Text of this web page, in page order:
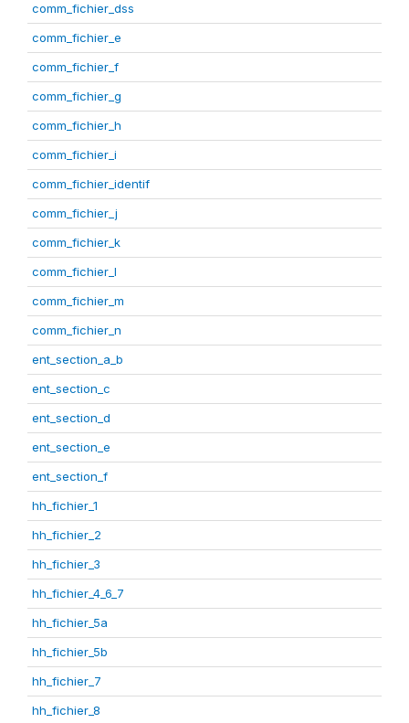
comm_fichier_dss
comm_fichier_e
comm_fichier_f
comm_fichier_g
comm_fichier_h
comm_fichier_i
comm_fichier_identif
comm_fichier_j
comm_fichier_k
comm_fichier_l
comm_fichier_m
comm_fichier_n
ent_section_a_b
ent_section_c
ent_section_d
ent_section_e
ent_section_f
hh_fichier_1
hh_fichier_2
hh_fichier_3
hh_fichier_4_6_7
hh_fichier_5a
hh_fichier_5b
hh_fichier_7
hh_fichier_8